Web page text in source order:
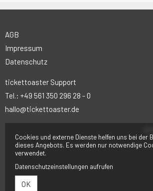
AGB
Impressum
Datenschutz
tickettoaster Support
Tel.: +49 561 350 296 28 - 0
hallo@tickettoaster.de
Cookies und externe Dienste helfen uns bei der
dieses Angebots. Es werden nur notwendige
verwendet.
Datenschutzeinstellungen aufrufen
OK